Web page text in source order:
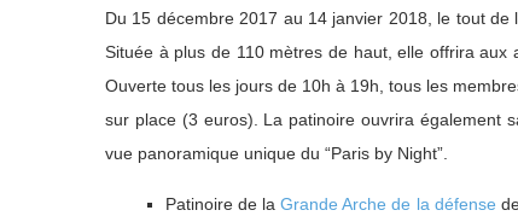
Du 15 décembre 2017 au 14 janvier 2018, le tout de
Située à plus de 110 mètres de haut, elle offrira
Ouverte tous les jours de 10h à 19h, tous les
sur place (3 euros). La patinoire ouvrira également
vue panoramique unique du “Paris by Night”.
Patinoire de laGrande Arche de la défense